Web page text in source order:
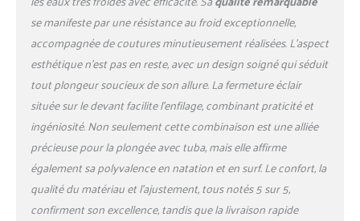
à 12 °C/53,6 , elles vous
gardent au chaud dans l'eau
froide, protègent votre corps
contre les objets pointus,
méduses, et les créatures
toxiques, adaptés à divers
sports nautiques, tels que la
plongée, le snorkeling.
Couverture Intégrale du
Corps --- La peau de plongée
couvre tout le corps et offre
la meilleure protection
se manifeste par une résistance au froid exceptionnelle,
accompagnée de coutures minutieusement réalisées. L’aspect
esthétique n’est pas en reste, avec un design soigné qui séduit
tout plongeur soucieux de son allure. La fermeture éclair
située sur le devant facilite l’enfilage, combinant praticité et
ingéniosité. Non seulement cette combinaison est une alliée
précieuse pour la plongée avec tuba, mais elle affirme
également sa polyvalence en natation et en surf. Le confort, la
qualité du matériau et l’ajustement, tous notés 5 sur 5,
confirment son excellence, tandis que la livraison rapide